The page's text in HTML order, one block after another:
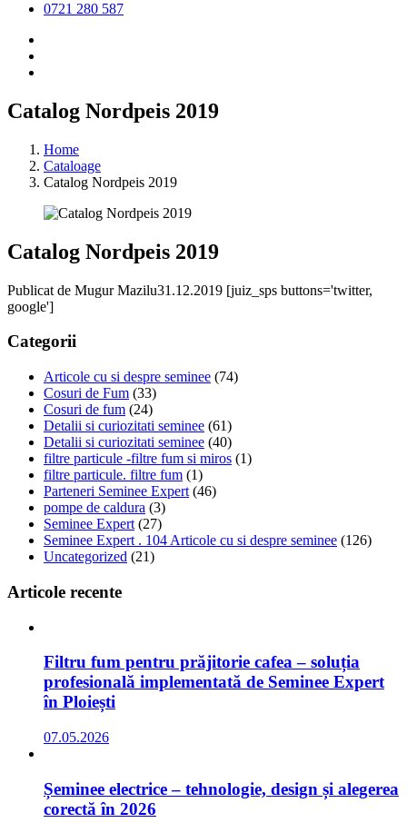
0721 280 587
Catalog Nordpeis 2019
Home
Cataloage
Catalog Nordpeis 2019
Catalog Nordpeis 2019
Publicat de Mugur Mazilu31.12.2019 [juiz_sps buttons='twitter,
google']
Categorii
Articole cu si despre seminee (74)
Cosuri de Fum (33)
Cosuri de fum (24)
Detalii si curiozitati seminee (61)
Detalii si curiozitati seminee (40)
filtre particule -filtre fum si miros (1)
filtre particule. filtre fum (1)
Parteneri Seminee Expert (46)
pompe de caldura (3)
Seminee Expert (27)
Seminee Expert . 104 Articole cu si despre seminee (126)
Uncategorized (21)
Articole recente
Filtru fum pentru prăjitorie cafea – soluția
profesională implementată de Seminee Expert
în Ploiești
07.05.2026
Șeminee electrice – tehnologie, design și alegerea
corectă în 2026